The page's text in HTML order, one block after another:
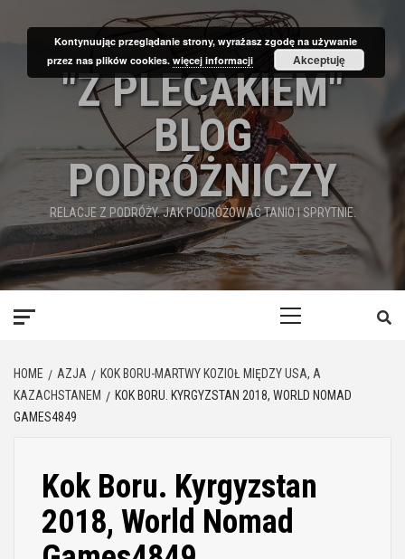
"Z PLECAKIEM"
BLOG
PODRÓŻNICZY
RELACJE Z PODRÓŻY. JAK PODRÓŻOWAĆ TANIO I SPRYTNIE.
HOME AZJA
KOK BORU-MARTWY KOZIOŁ MIĘDZY USA, A
KAZACHSTANEM
KOK BORU. KYRGYZSTAN 2018, WORLD NOMAD
GAMES4849
Kok Boru. Kyrgyzstan
2018, World Nomad
Kontynuując przeglądanie strony, wyrażasz zgodę na używanie
przez nas plików cookies.więcej informacji Akceptuję